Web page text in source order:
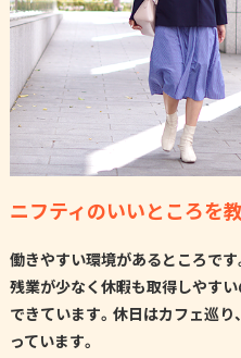
ニフティのいいところを
働きやすい環境があるところです
残業が少なく休暇も取得しやす
できています。休日はカフェ巡り
っています。